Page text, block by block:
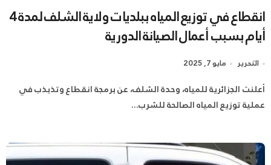
انقطاع في توزيع المياه ببلديات ولاية الشلف لمدة 4
أيام بسبب أعمال الصيانة الدورية
التحرير مايو 7, 2025
أعلنت الجزائرية للمياه، وحدة الشلف، عن برمجة انقطاع وتذبذب في
عملية توزيع المياه الصالحة للشرب...